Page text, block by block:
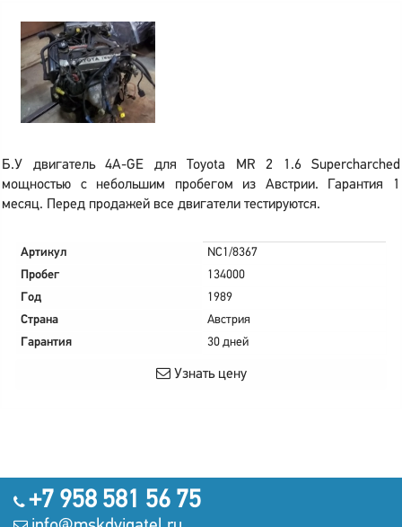
Б.У двигатель 4A-GE для Toyota MR 2 1.6 Supercharched
мощностью с небольшим пробегом из Австрии. Гарантия 1
месяц. Перед продажей все двигатели тестируются.
Артикул
NC1/8367
Пробег
134000
Год
1989
Страна
Австрия
Гарантия
30 дней
Узнать цену
+7 958 581 56 75